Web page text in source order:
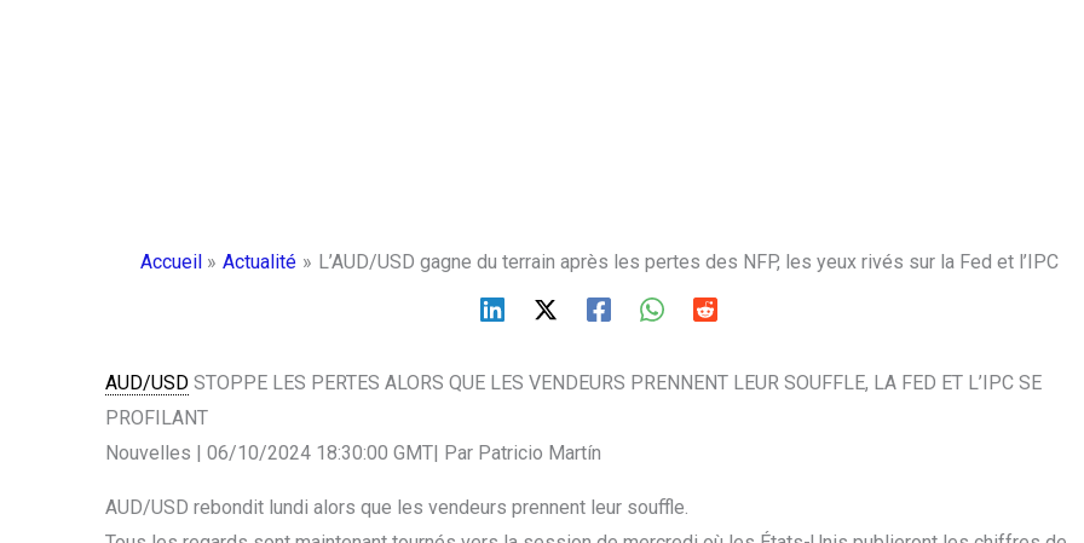
Accueil Actualité L’AUD/USD gagne du terrain après les pertes des NFP, les yeux rivés sur la Fed et l’IPC
AUD/USD STOPPE LES PERTES ALORS QUE LES VENDEURS PRENNENT LEUR SOUFFLE, LA FED ET L’IPC SE
PROFILANT
Nouvelles | 06/10/2024 18:30:00 GMT| Par Patricio Martín
AUD/USD rebondit lundi alors que les vendeurs prennent leur souffle.